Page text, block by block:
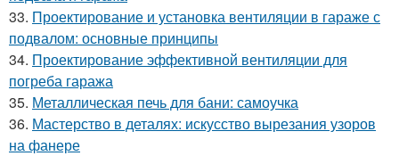
33. Проектирование и установка вентиляции в гараже с
подвалом: основные принципы
34. Проектирование эффективной вентиляции для
погреба гаража
35. Металлическая печь для бани: самоучка
36. Мастерство в деталях: искусство вырезания узоров
на фанере